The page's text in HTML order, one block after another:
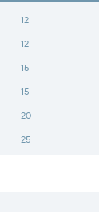
12
12
15
15
20
25